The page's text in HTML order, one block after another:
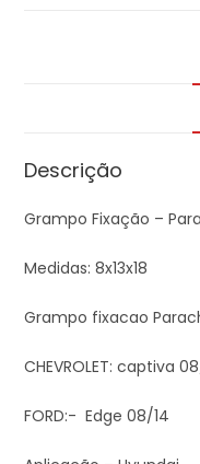
Descrição
Grampo Fixação –
Medidas: 8x13x18
Grampo fixacao
CHEVROLET: captiva
FORD:- Edge 08/14